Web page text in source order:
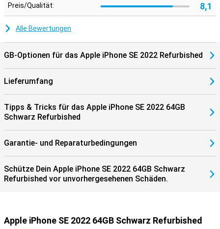
Preis/Qualität: 8,1
Alle Bewertungen
GB-Optionen für das Apple iPhone SE 2022 Refurbished
Lieferumfang
Tipps & Tricks für das Apple iPhone SE 2022 64GB
Schwarz Refurbished
Garantie- und Reparaturbedingungen
Schütze Dein Apple iPhone SE 2022 64GB Schwarz
Refurbished vor unvorhergesehenen Schäden.
Apple iPhone SE 2022 64GB Schwarz Refurbished